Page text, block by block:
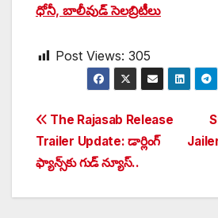
ధోనీ, బాలీవుడ్ సెల‌బ్రిటీలు
Post Views: 305
Post
navigation
The Rajasab Release
Trailer Update: డార్లింగ్
ఫ్యాన్స్‌కు గుడ్ న్యూస్..